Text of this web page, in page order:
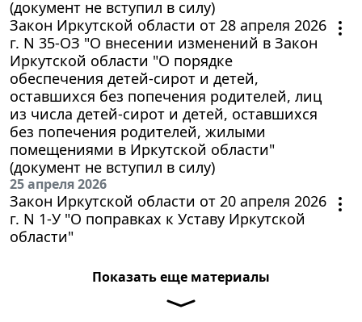
(документ не вступил в силу)
Закон Иркутской области от 28 апреля 2026
г. N 35-ОЗ "О внесении изменений в Закон
Иркутской области "О порядке
обеспечения детей-сирот и детей,
оставшихся без попечения родителей, лиц
из числа детей-сирот и детей, оставшихся
без попечения родителей, жилыми
помещениями в Иркутской области"
(документ не вступил в силу)
25 апреля 2026
Закон Иркутской области от 20 апреля 2026
г. N 1-У "О поправках к Уставу Иркутской
области"
Показать еще материалы